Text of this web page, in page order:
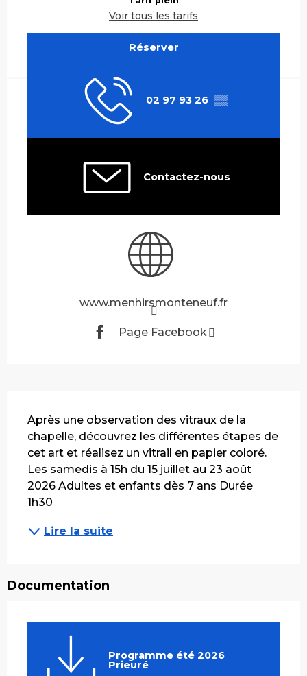
Voir tous les tarifs
Réserver
02 97 93 26 ▒▒
Contactez-nous
www.menhirsmonteneuf.fr
Page Facebook
Après une observation des vitraux de la
chapelle, découvrez les différentes étapes de
cet art et réalisez un vitrail en papier coloré.
Les samedis à 15h du 15 juillet au 23 août
2026 Adultes et enfants dès 7 ans Durée
1h30
Lire la suite
Documentation
Programme été 2026
Prieuré